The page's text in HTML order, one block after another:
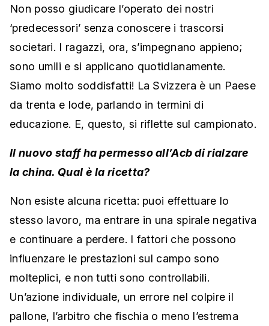
Non posso giudicare l’operato dei nostri
‘predecessori’ senza conoscere i trascorsi
societari. I ragazzi, ora, s’impegnano appieno;
sono umili e si applicano quotidianamente.
Siamo molto soddisfatti! La Svizzera è un Paese
da trenta e lode, parlando in termini di
educazione. E, questo, si riflette sul campionato.
Il nuovo staff ha permesso all’Acb di rialzare
la china. Qual è la ricetta?
Non esiste alcuna ricetta: puoi effettuare lo
stesso lavoro, ma entrare in una spirale negativa
e continuare a perdere. I fattori che possono
influenzare le prestazioni sul campo sono
molteplici, e non tutti sono controllabili.
Un’azione individuale, un errore nel colpire il
pallone, l’arbitro che fischia o meno l’estrema